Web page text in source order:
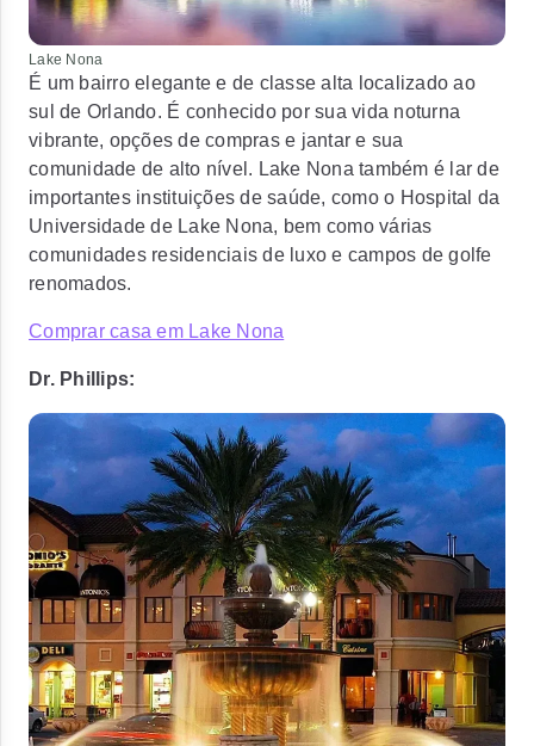
Lake Nona
É um bairro elegante e de classe alta localizado ao
sul de Orlando. É conhecido por sua vida noturna
vibrante, opções de compras e jantar e sua
comunidade de alto nível. Lake Nona também é lar de
importantes instituições de saúde, como o Hospital da
Universidade de Lake Nona, bem como várias
comunidades residenciais de luxo e campos de golfe
renomados.
Comprar casa em Lake Nona
Dr. Phillips: